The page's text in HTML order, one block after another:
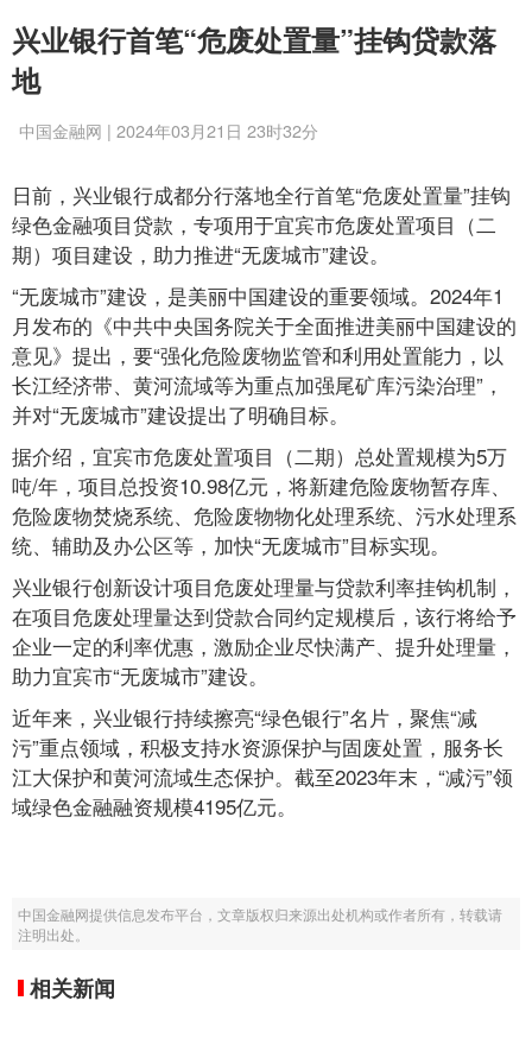
兴业银行首笔“危废处置量”挂钩贷款落
地
中国金融网 | 2024年03月21日 23时32分
日前，兴业银行成都分行落地全行首笔“危废处置量”挂钩
绿色金融项目贷款，专项用于宜宾市危废处置项目（二
期）项目建设，助力推进“无废城市”建设。
“无废城市”建设，是美丽中国建设的重要领域。2024年1
月发布的《中共中央国务院关于全面推进美丽中国建设的
意见》提出，要“强化危险废物监管和利用处置能力，以
长江经济带、黄河流域等为重点加强尾矿库污染治理”，
并对“无废城市”建设提出了明确目标。
据介绍，宜宾市危废处置项目（二期）总处置规模为5万
吨/年，项目总投资10.98亿元，将新建危险废物暂存库、
危险废物焚烧系统、危险废物物化处理系统、污水处理系
统、辅助及办公区等，加快“无废城市”目标实现。
兴业银行创新设计项目危废处理量与贷款利率挂钩机制，
在项目危废处理量达到贷款合同约定规模后，该行将给予
企业一定的利率优惠，激励企业尽快满产、提升处理量，
助力宜宾市“无废城市”建设。
近年来，兴业银行持续擦亮“绿色银行”名片，聚焦“减
污”重点领域，积极支持水资源保护与固废处置，服务长
江大保护和黄河流域生态保护。截至2023年末，“减污”领
域绿色金融融资规模4195亿元。
中国金融网提供信息发布平台，文章版权归来源出处机构或作者所有，转载请
注明出处。
相关新闻